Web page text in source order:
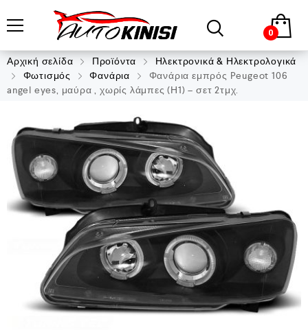
0
Αρχική σελίδα Προϊόντα
Ηλεκτρονικά & Ηλεκτρολογικά
Φωτισμός
Φανάρια
Φανάρια εμπρός Peugeot 106
angel eyes, μαύρα , χωρίς λάμπες (Η1) – σετ 2τμχ.